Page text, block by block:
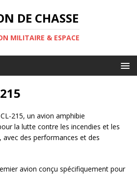
DE CHASSE
MILITAIRE & ESPACE
215, un avion amphibie
la lutte contre les incendies et les
avec des performances et des
avion conçu spécifiquement pour